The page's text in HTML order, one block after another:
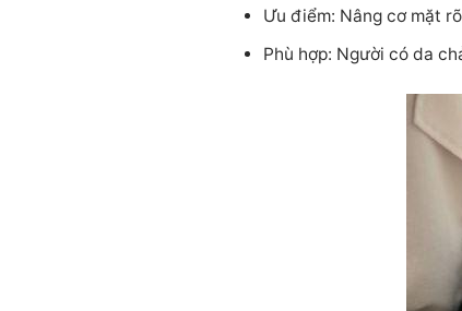
Ưu điểm: Nâng cơ mặt
Phù hợp: Người có da